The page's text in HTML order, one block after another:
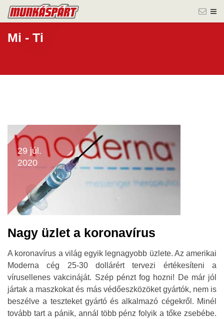
Mi - Ti
29 júl.
2020
Nagy üzlet a koronavírus
A koronavírus a világ egyik legnagyobb üzlete. Az amerikai
Moderna cég 25-30 dollárért tervezi értékesíteni a
vírusellenes vakcináját. Szép pénzt fog hozni! De már jól
jártak a maszkokat és más védőeszközöket gyártók, nem is
beszélve a teszteket gyártó és alkalmazó cégekről. Minél
tovább tart a pánik, annál több pénz folyik a tőke zsebébe.